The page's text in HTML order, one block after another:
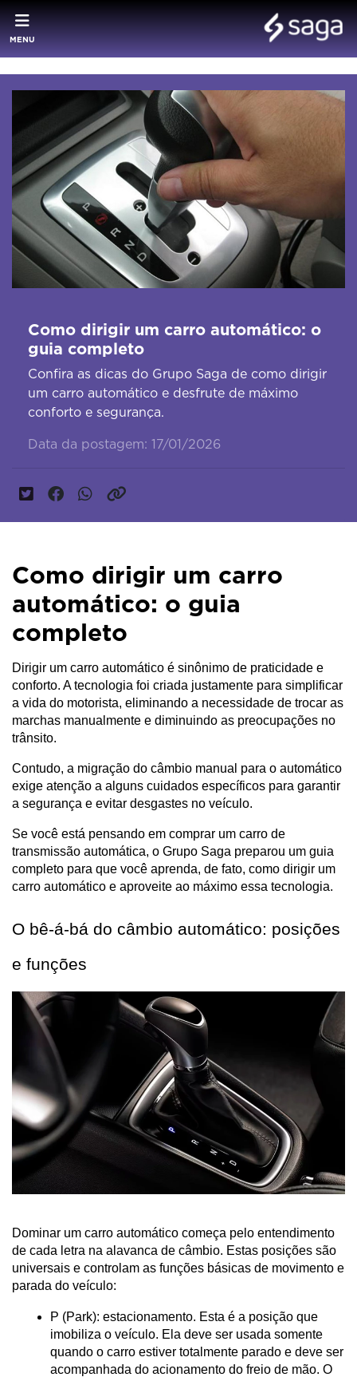
MENU
Como dirigir um carro automático: o
guia completo
Confira as dicas do Grupo Saga de como dirigir
um carro automático e desfrute de máximo
conforto e segurança.
Data da postagem: 17/01/2026
Como dirigir um carro
automático: o guia
completo
Dirigir um carro automático é sinônimo de praticidade e
conforto. A tecnologia foi criada justamente para simplificar
a vida do motorista, eliminando a necessidade de trocar as
marchas manualmente e diminuindo as preocupações no
trânsito.
Contudo, a migração do câmbio manual para o automático
exige atenção a alguns cuidados específicos para garantir
a segurança e evitar desgastes no veículo.
Se você está pensando em comprar um carro de
transmissão automática, o Grupo Saga preparou um guia
completo para que você aprenda, de fato, como dirigir um
carro automático e aproveite ao máximo essa tecnologia.
O bê-á-bá do câmbio automático: posições
e funções
Dominar um carro automático começa pelo entendimento
de cada letra na alavanca de câmbio. Estas posições são
universais e controlam as funções básicas de movimento e
parada do veículo:
P (Park): estacionamento. Esta é a posição que
imobiliza o veículo. Ela deve ser usada somente
quando o carro estiver totalmente parado e deve ser
acompanhada do acionamento do freio de mão. O